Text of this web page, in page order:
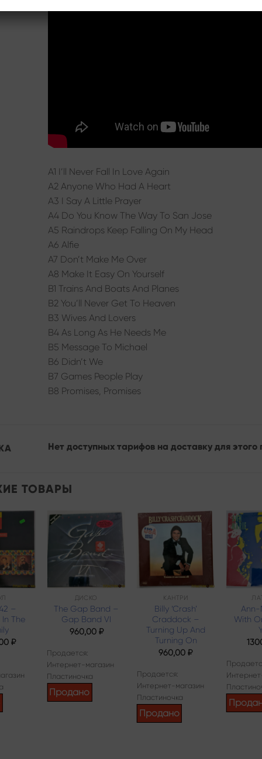
A1 I’ll Never Fall In Love Again
A2 Anyone Who Had A Heart
A3 I Say A Little Prayer
A4 Do You Know The Way To San Jose
A5 Raindrops Keep Falling On My Head
A6 Alfie
A7 Don’t Make Me Over
A8 Make It Easy On Yourself
B1 Trains And Boats And Planes
B2 You’ll Never Get To Heaven
B3 Wives And Lovers
B4 As Long As He Needs Me
B5 Message To Michael
B6 Didn’t We
B7 Games People Play
B8 Promises, Promises
Нет доступных тарифов на доставку для этого
ТОВАРЫ
wishlist
–
The
₽
Add to
wishlist
ДИСКО
The Gap Band –
Gap Band VI
960,00 ₽
Продается:
Интернет-магазин
Пластиночка
Продано
Add to
wishlist
КАНТРИ
Billy ‘Crash’
Craddock –
Turning Up And
Turning On
960,00₽
Продается:
Интернет-магазин
Пластиночка
Продано
With